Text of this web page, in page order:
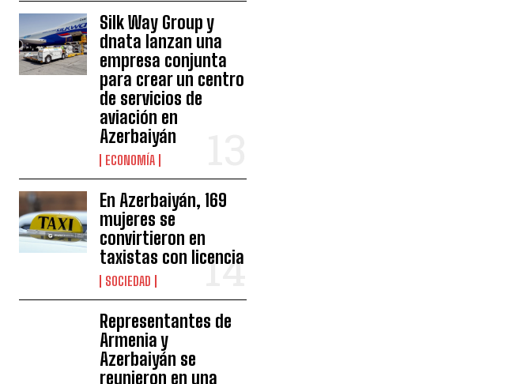
Silk Way Group y
dnata lanzan una
empresa conjunta
para crear un centro
de servicios de
aviación en
Azerbaiyán
ECONOMÍA
En Azerbaiyán, 169
mujeres se
convirtieron en
taxistas con licencia
SOCIEDAD
Representantes de
Armenia y
Azerbaiyán se
reunieron en una